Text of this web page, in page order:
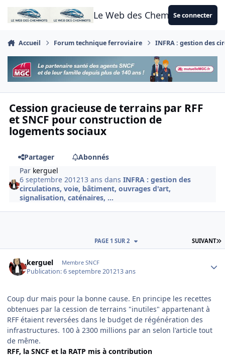
Aller au contenu
Le Web des CheminotsSe connecter
Accueil Forum technique ferroviaire INFRA : gestion des
Cession gracieuse de terrains par RFF
et SNCF pour construction de
logements sociaux
Partager
Abonnés
Par kerguel
6 septembre 201213 ans dansINFRA : gestion des
circulations, voie, bâtiment, ouvrages d'art,
signalisation, caténaires, ...
SUIVANT
PAGE 1 SUR 2
kerguel Membre SNCF
Publication:6 septembre 201213 ans
Coup dur mais pour la bonne cause. En principe les recettes
obtenues par la cession de terrains "inutiles" appartenant à
RFF étaient reversées dans le budget de régénération des
infrastructures. 100 à 2300 millions par an selon l'article tout
de même.
RFF, la SNCF et la RATP mis à contribution